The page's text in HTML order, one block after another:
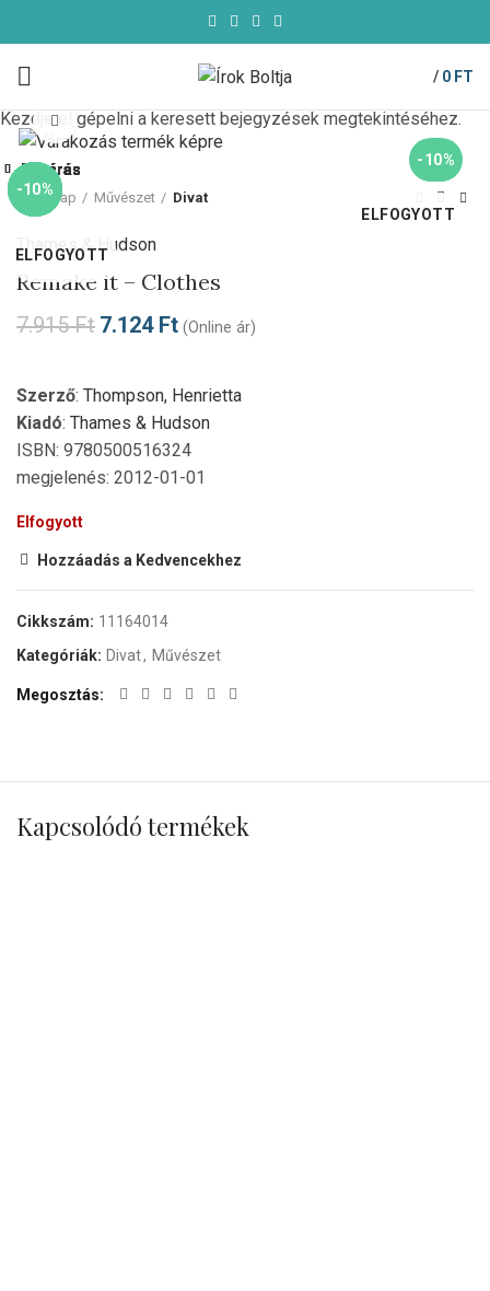
/ 0 FT
-10%
ELFOGYOTT
Click to enlarge
Kezdőlap Művészet Divat
Thames & Hudson
Remake it – Clothes
7.915Ft 7.124 Ft (Online ár)
Szerző: Thompson, Henrietta
Kiadó: Thames & Hudson
ISBN: 9780500516324
megjelenés: 2012-01-01
Elfogyott
Hozzáadás a Kedvencekhez
Cikkszám: 11164014
Kategóriák: Divat, Művészet
Megosztás
Kapcsolódó termékek
-10%
ELFOGYOTT
Bezárás
Bezárás
-55%
Bezárás
-10%
Bezárás
-10%
Bezárás
-10%
Bezárás
-10%
Bezárás
-10%
Bezárás
Kezdje el gépelni a keresett bejegyzések megtekintéséhez.